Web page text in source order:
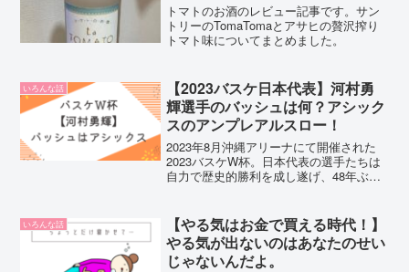
トマトのお酒のレビュー記事です。サン
トリーのTomaTomaとアサヒの贅沢搾り
トマト味についてまとめました。
いろんな話
【2023バスケ日本代表】河村勇
輝選手のバッシュは何？アシック
スのアンプレアルスロー！
2023年8月沖縄アリーナにて開催された
2023バスケW杯。日本代表の選手たちは
自力で歴史的勝利を成し遂げ、48年ぶり
勇輝選手。2023年現在、彼が愛用してい
るアシック...
いろんな話
【やる気はお金で買える時代！】
やる気が出ないのはあなたのせい
じゃないんだよ。